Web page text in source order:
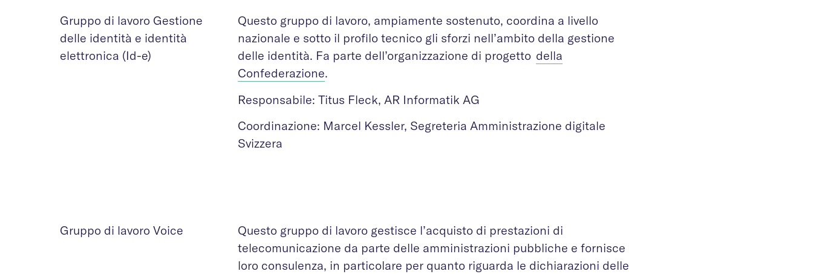
Gruppo di lavoro Gestione
delle identità e identità
elettronica (Id-e)
Questo gruppo di lavoro, ampiamente sostenuto, coordina a livello
nazionale e sotto il profilo tecnico gli sforzi nell’ambito della gestione
delle identità. Fa parte dell’organizzazione di progetto della
Confederazione.
Responsabile: Titus Fleck, AR Informatik AG
Coordinazione: Marcel Kessler, Segreteria Amministrazione digitale
Svizzera
Gruppo di lavoro Voice
Questo gruppo di lavoro gestisce l’acquisto di prestazioni di
telecomunicazione da parte delle amministrazioni pubbliche e fornisce
loro consulenza, in particolare per quanto riguarda le dichiarazioni delle